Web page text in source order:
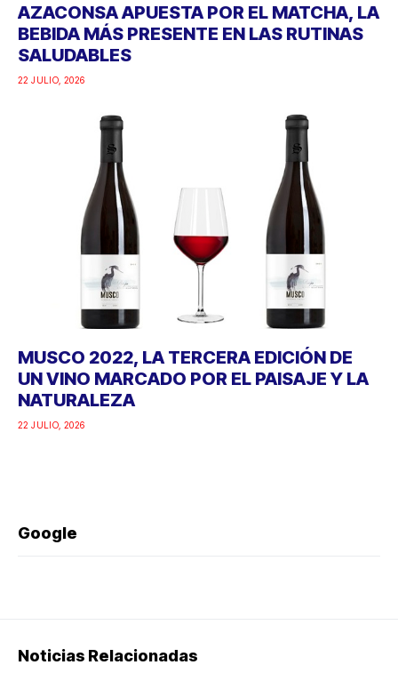
AZACONSA APUESTA POR EL MATCHA, LA
BEBIDA MÁS PRESENTE EN LAS RUTINAS
SALUDABLES
22 JULIO, 2026
MUSCO 2022, LA TERCERA EDICIÓN DE
UN VINO MARCADO POR EL PAISAJE Y LA
NATURALEZA
22 JULIO, 2026
Google
Noticias Relacionadas